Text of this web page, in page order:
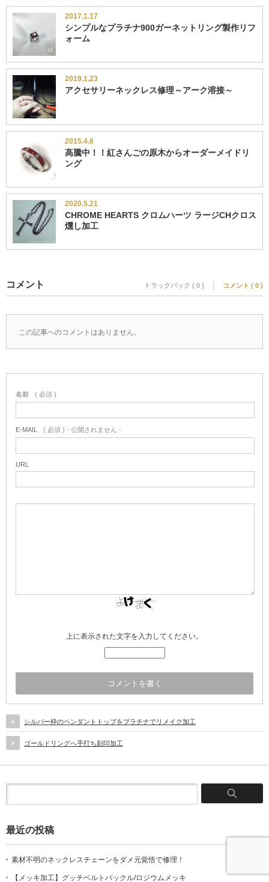
2017.1.17
シンプルなプラチナ900ガーネットリング製作リフ
ォーム
2019.1.23
アクセサリーネックレス修理～アーク溶接～
2015.4.6
高騰中！！紅さんごの原木からオーダーメイドリ
ング
2020.5.21
CHROME HEARTS クロムハーツ ラージCHクロス
燻し加工
コメント トラックバック ( 0 ) コメント ( 0 )
この記事へのコメントはありません。
名前 ( 必須 )
E-MAIL ( 必須 ) - 公開されません -
URL
上に表示された文字を入力してください。
シルバー枠のペンダントトップをプラチナでリメイク加工
ゴールドリングへ手打ち刻印加工
最近の投稿
素材不明のネックレスチェーンをダメ元覚悟で修理！
【メッキ加工】グッチベルトバックル/ロジウムメッキ